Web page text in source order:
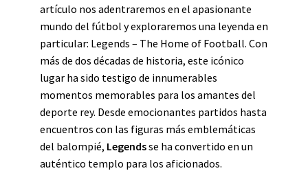
artículo nos adentraremos en el apasionante
mundo del fútbol y exploraremos una leyenda en
particular: Legends – The Home of Football. Con
más de dos décadas de historia, este icónico
lugar ha sido testigo de innumerables
momentos memorables para los amantes del
deporte rey. Desde emocionantes partidos hasta
encuentros con las figuras más emblemáticas
del balompié, Legendsse ha convertido en un
auténtico templo para los aficionados.